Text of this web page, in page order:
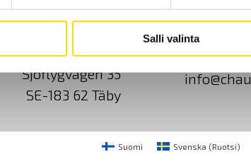
Salli valinta
Ota yhteyttä Tietoa meistä
CA Mätsystem AB
Sjöflygvägen 35
SE-183 62 Täby
+46 8 50
Suomi Svenska (Ruotsi)